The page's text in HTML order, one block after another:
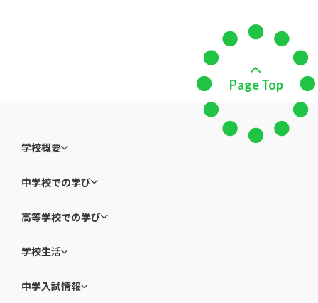
学校概要
中学校での学び
高等学校での学び
学校生活
中学入試情報
Page Top